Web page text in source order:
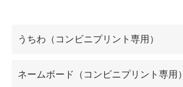
うちわ（コンビニプリント専用）
ネームボード（コンビニプリント専用）